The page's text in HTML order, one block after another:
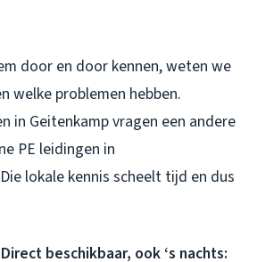
door en door kennen, weten we
welke problemen hebben.
in Geitenkamp vragen een andere
PE leidingen in
lokale kennis scheelt tijd en dus
beschikbaar, ook ‘s nachts: